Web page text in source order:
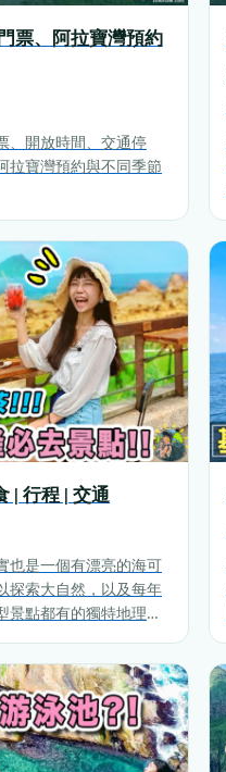
票、阿拉寶灣預約
、開放時間、交通停
拉寶灣預約與不同季節
| 行程 | 交通
也是一個有漂亮的海可
探索大自然，以及每年
景點都有的獨特地理位
這篇包你基隆玩不完。